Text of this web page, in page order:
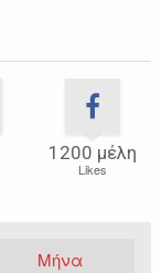
1200 μέλη
Likes
Μήνα